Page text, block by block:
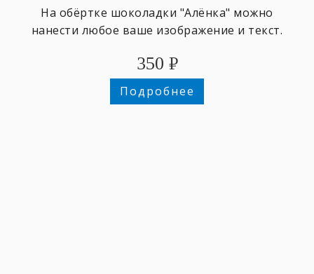
На обёртке шоколадки "Алёнка" можно
нанести любое ваше изображение и текст.
350 ₽
Подробнее